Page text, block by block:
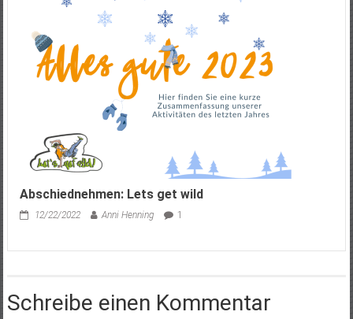
Abschiednehmen: Lets get wild
12/22/2022 Anni Henning 1
Schreibe einen Kommentar